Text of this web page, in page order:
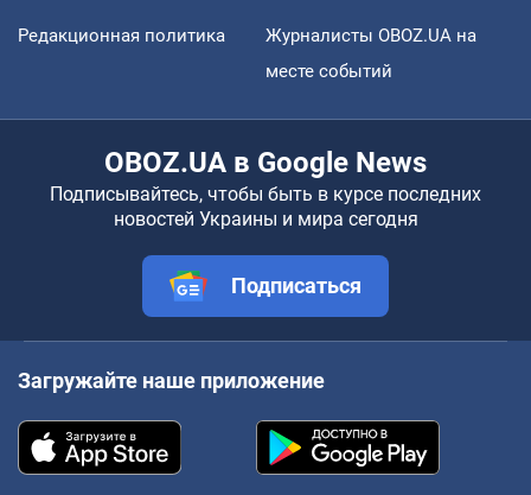
Редакционная политика
Журналисты OBOZ.UA на
месте событий
OBOZ.UA в Google News
Подписывайтесь, чтобы быть в курсе последних
новостей Украины и мира сегодня
Подписаться
Загружайте наше приложение